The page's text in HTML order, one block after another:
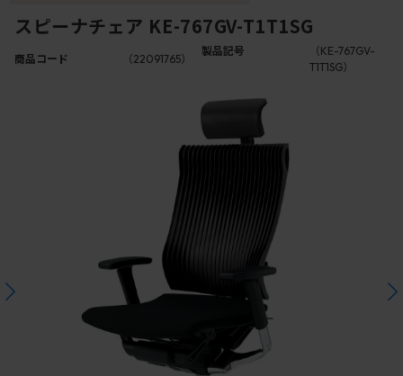
スピーナチェア KE-767GV-T1T1SG
商品コード （22091765）
製品記号
（KE-767GV-
T1T1SG）